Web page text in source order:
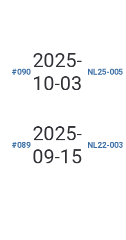
#090 2025-
10-03
NL25-005
#089 2025-
09-15
NL22-003